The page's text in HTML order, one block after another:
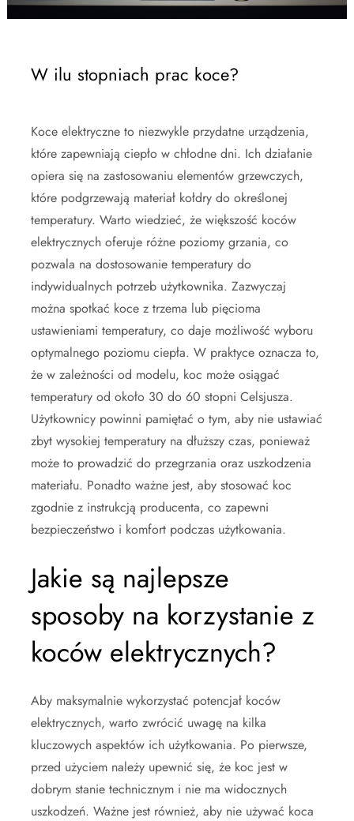
W ilu stopniach prac koce?
Koce elektryczne to niezwykle przydatne urządzenia,
które zapewniają ciepło w chłodne dni. Ich działanie
opiera się na zastosowaniu elementów grzewczych,
które podgrzewają materiał kołdry do określonej
temperatury. Warto wiedzieć, że większość koców
elektrycznych oferuje różne poziomy grzania, co
pozwala na dostosowanie temperatury do
indywidualnych potrzeb użytkownika. Zazwyczaj
można spotkać koce z trzema lub pięcioma
ustawieniami temperatury, co daje możliwość wyboru
optymalnego poziomu ciepła. W praktyce oznacza to,
że w zależności od modelu, koc może osiągać
temperatury od około 30 do 60 stopni Celsjusza.
Użytkownicy powinni pamiętać o tym, aby nie ustawiać
zbyt wysokiej temperatury na dłuższy czas, ponieważ
może to prowadzić do przegrzania oraz uszkodzenia
materiału. Ponadto ważne jest, aby stosować koc
zgodnie z instrukcją producenta, co zapewni
bezpieczeństwo i komfort podczas użytkowania.
Jakie są najlepsze
sposoby na korzystanie z
koców elektrycznych?
Aby maksymalnie wykorzystać potencjał koców
elektrycznych, warto zwrócić uwagę na kilka
kluczowych aspektów ich użytkowania. Po pierwsze,
przed użyciem należy upewnić się, że koc jest w
dobrym stanie technicznym i nie ma widocznych
uszkodzeń. Ważne jest również, aby nie używać koca